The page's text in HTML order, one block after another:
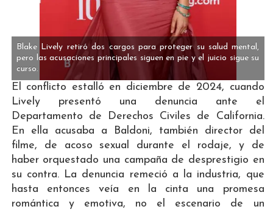
Blake Lively retiró dos cargos para proteger su salud mental,
pero las acusaciones principales siguen en pie y el juicio sigue su
curso.
El conflicto estalló en diciembre de 2024, cuando
Lively presentó una denuncia ante el
Departamento de Derechos Civiles de California.
En ella acusaba a Baldoni, también director del
filme, de acoso sexual durante el rodaje, y de
haber orquestado una campaña de desprestigio en
su contra. La denuncia remeció a la industria, que
hasta entonces veía en la cinta una promesa
romántica y emotiva, no el escenario de un